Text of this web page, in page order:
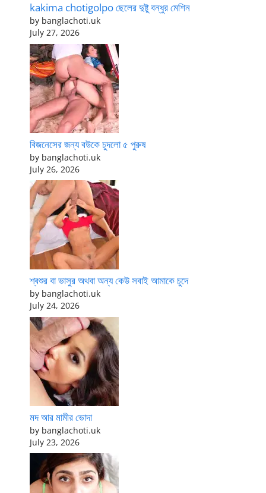
kakima chotigolpo ছেলের দুষ্টু বন্ধুর মেশিন
by banglachoti.uk
July 27, 2026
বিজনেসের জন্য বউকে চুদলো ৫ পুরুষ
by banglachoti.uk
July 26, 2026
শ্বশুর বা ভাসুর অথবা অন্য কেউ সবাই আমাকে চুদে
by banglachoti.uk
July 24, 2026
মদ আর মামীর ভোদা
by banglachoti.uk
July 23, 2026